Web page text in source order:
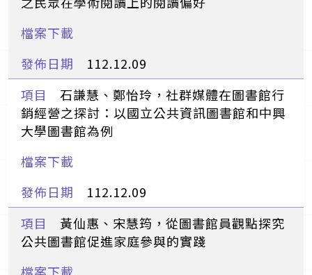
112.12.09
石謙慧、鄭怡玲，社群媒體在圖書館行
銷經營之探討：以國立公共資訊圖書館和中興
大學圖書館為例
112.12.09
黃仙惠、宋慧筠，從圖書館員觀點探究
公共圖書館促進家庭參與的實踐